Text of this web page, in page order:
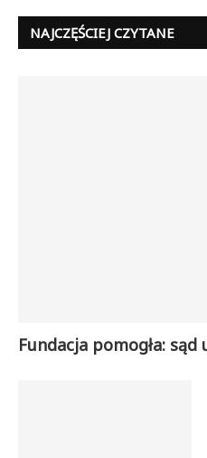
NAJCZĘŚCIEJ CZYTANE
Fundacja pomogła: sąd